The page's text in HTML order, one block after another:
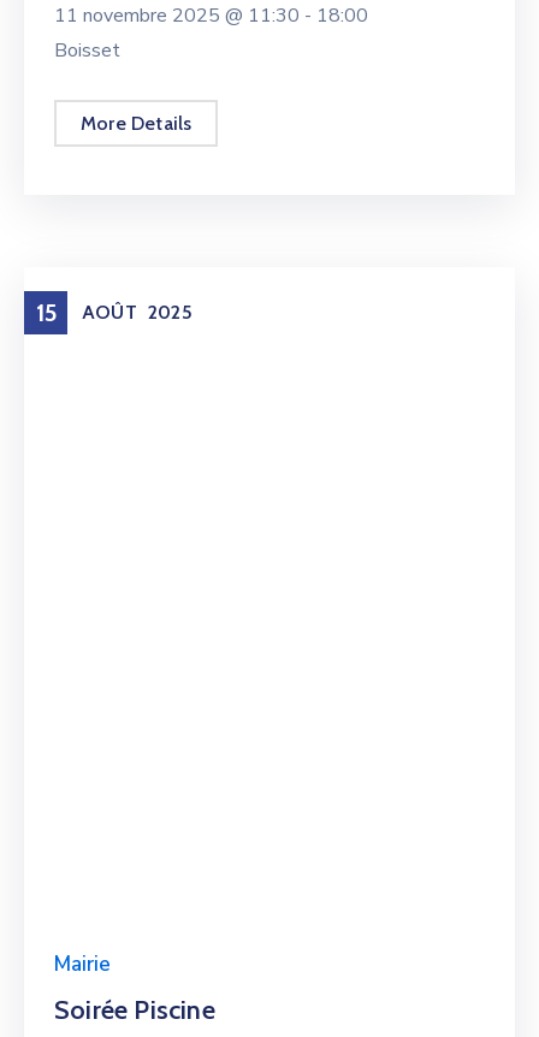
11 novembre 2025 @ 11:30 - 18:00
Boisset
More Details
15 AOÛT 2025
Mairie
Soirée Piscine